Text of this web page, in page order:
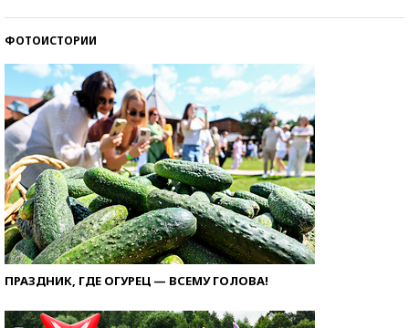
ФОТОИСТОРИИ
ПРАЗДНИК, ГДЕ ОГУРЕЦ — ВСЕМУ ГОЛОВА!